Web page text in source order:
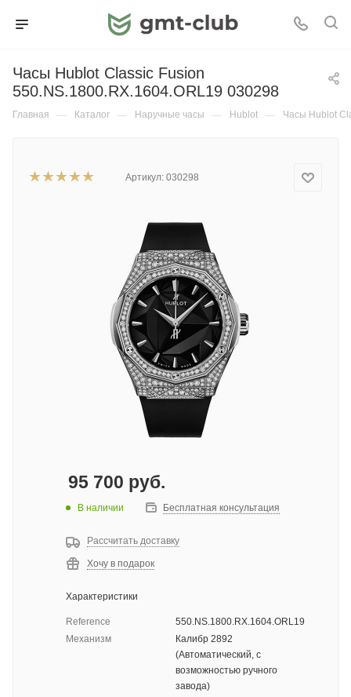
Часы Hublot Classic Fusion
550.NS.1800.RX.1604.ORL19 030298
Главная — Каталог — Наручные часы — Hublot — Часы Hublot
Артикул: 030298
95 700 руб.
В наличии Бесплатная консультация
Рассчитать доставку
Хочу в подарок
Характеристики
Reference
550.NS.1800.RX.1604.ORL19
Механизм
Калибр 2892
(Автоматический, с
возможностью ручного
завода)